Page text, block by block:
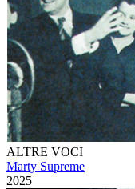
ALTRE VOCI
Marty Supreme
2025